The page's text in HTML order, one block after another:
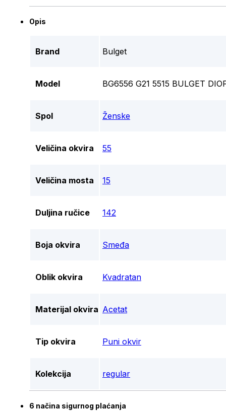
Opis
Brand Bulget
Model BG6556 G21 5515 BULGET
Spol Ženske
Veličina okvira 55
Veličina mosta 15
Duljina ručice 142
Boja okvira Smeđa
Oblik okvira Kvadratan
Materijal okvira Acetat
Tip okvira Puni okvir
Kolekcija regular
6 načina sigurnog plaćanja